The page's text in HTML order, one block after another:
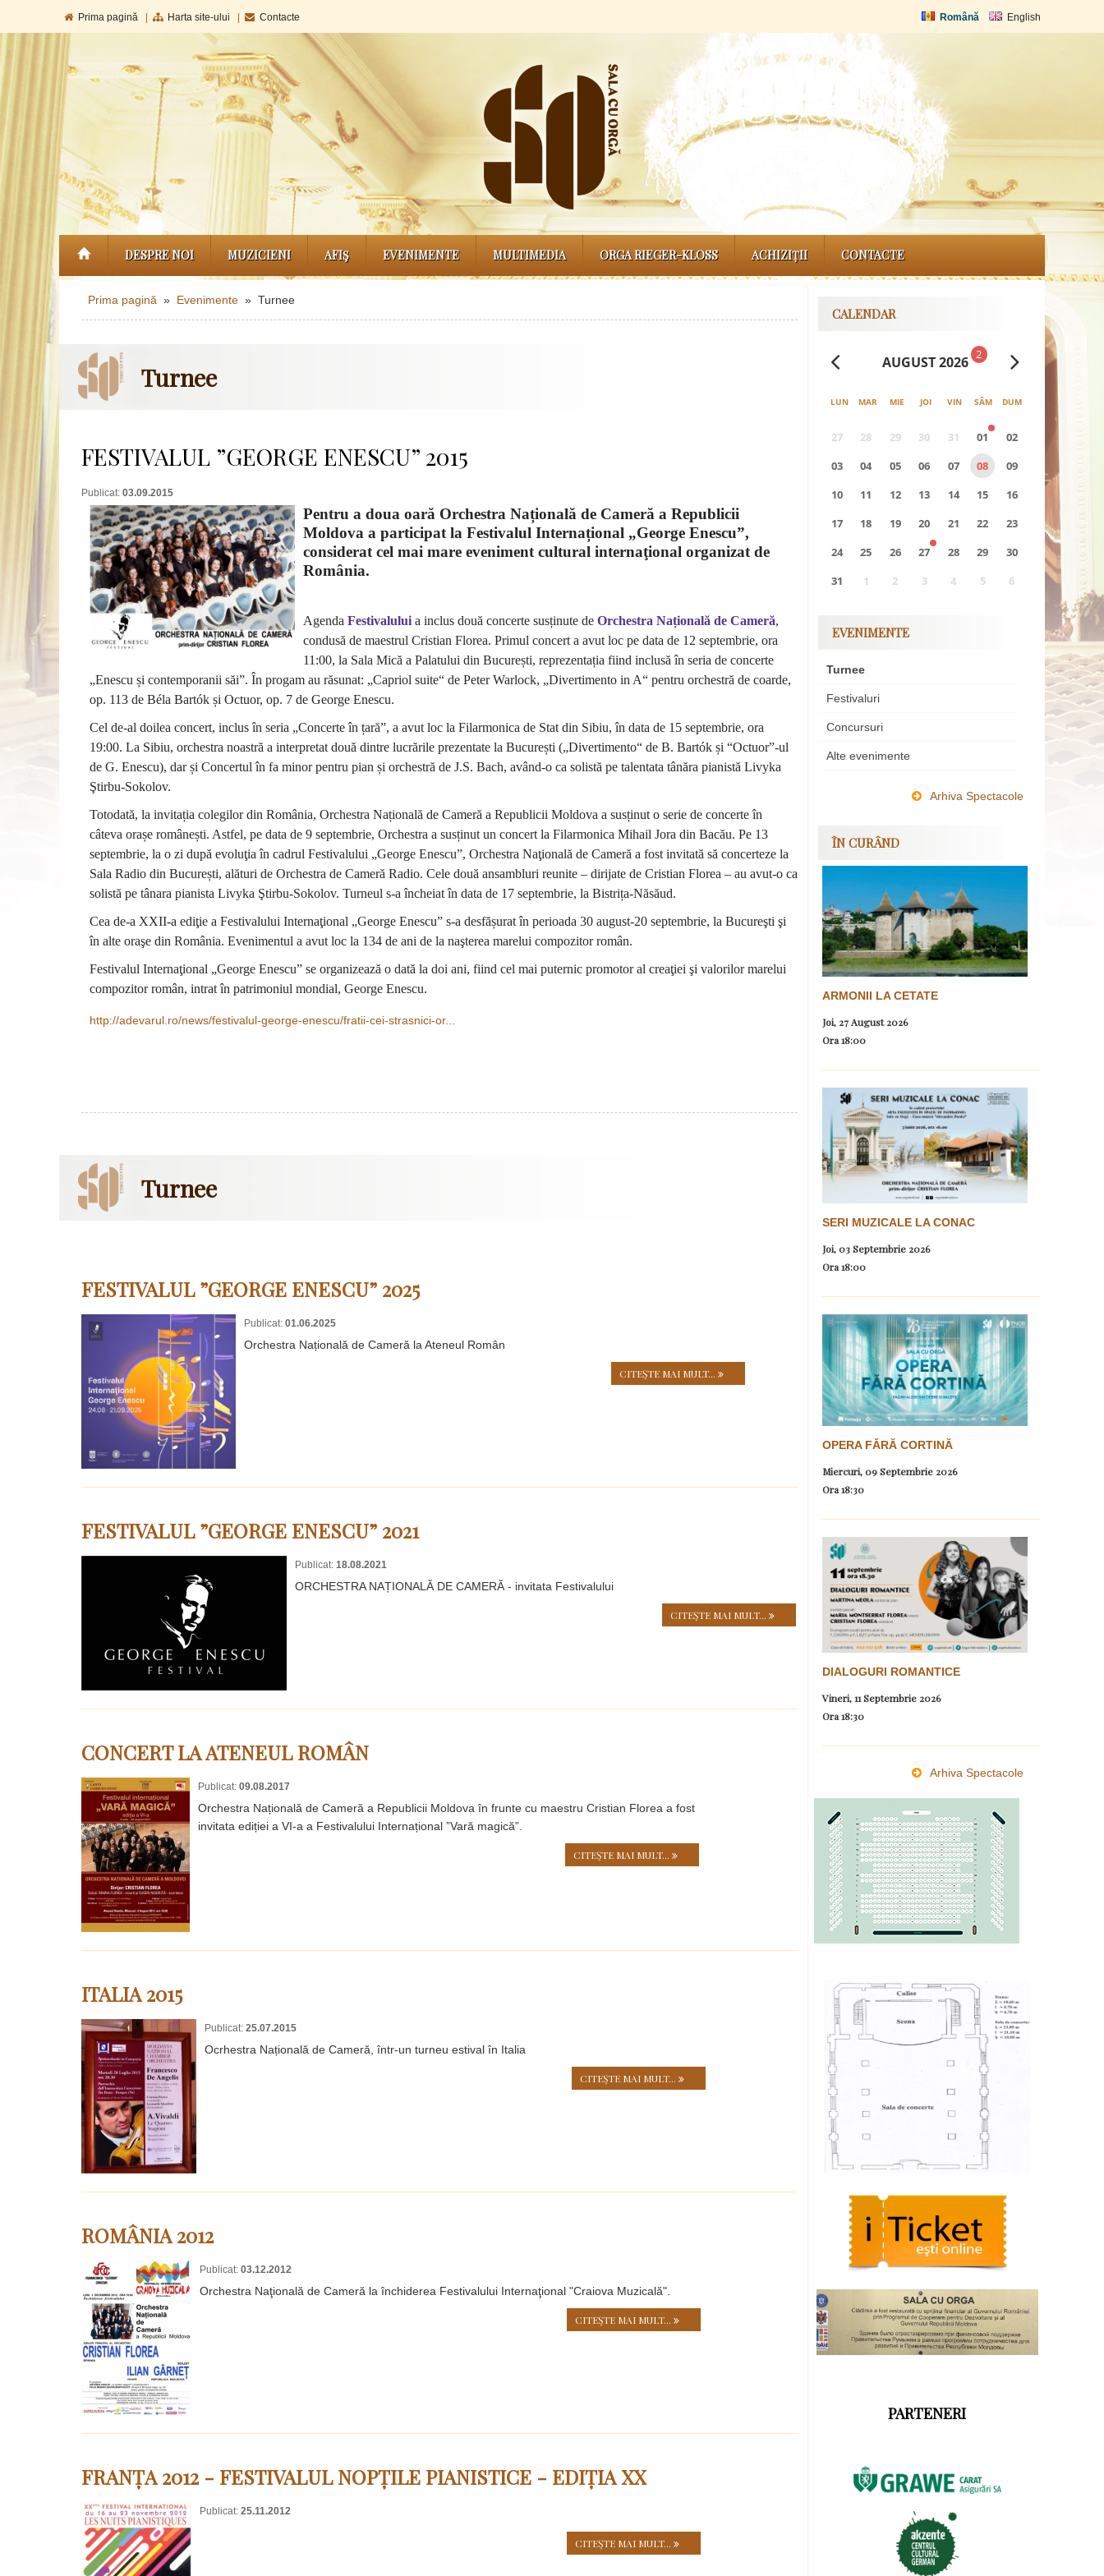
Prima pagină Harta site-ului Contacte Română English
DESPRE NOI MUZICIENI AFIŞ EVENIMENTE MULTIMEDIA ORGA RIEGER-KLOSS ACHIZIȚII CONTACTE
Prima pagină » Evenimente » Turnee
Turnee
FESTIVALUL ”GEORGE ENESCU” 2015
Publicat: 03.09.2015
Pentru a doua oară Orchestra Națională de Cameră a Republicii
Moldova a participat la Festivalul Internațional „George Enescu”,
considerat cel mai mare eveniment cultural internaţional organizat de
România.
Agenda Festivalului a inclus două concerte susținute de Orchestra Națională de Cameră,
condusă de maestrul Cristian Florea. Primul concert a avut loc pe data de 12 septembrie, ora
11:00, la Sala Mică a Palatului din București, reprezentația fiind inclusă în seria de concerte
„Enescu și contemporanii săi”. În progam au răsunat: „Capriol suite“ de Peter Warlock, „Divertimento in A“ pentru orchestră de coarde,
op. 113 de Béla Bartók și Octuor, op. 7 de George Enescu.
Cel de-al doilea concert, inclus în seria „Concerte în țară”, a avut loc la Filarmonica de Stat din Sibiu, în data de 15 septembrie, ora
19:00. La Sibiu, orchestra noastră a interpretat două dintre lucrările prezentate la București („Divertimento“ de B. Bartók și “Octuor”-ul
de G. Enescu), dar și Concertul în fa minor pentru pian și orchestră de J.S. Bach, având-o ca solistă pe talentata tânăra pianistă Livyka
Ştirbu-Sokolov.
Totodată, la invitația colegilor din România, Orchestra Națională de Cameră a Republicii Moldova a susținut o serie de concerte în
câteva orașe românești. Astfel, pe data de 9 septembrie, Orchestra a susținut un concert la Filarmonica Mihail Jora din Bacău. Pe 13
septembrie, la o zi după evoluţia în cadrul Festivalului „George Enescu”, Orchestra Naţională de Cameră a fost invitată să concerteze la
Sala Radio din București, alături de Orchestra de Cameră Radio. Cele două ansambluri reunite – dirijate de Cristian Florea – au avut-o ca
solistă pe tânara pianista Livyka Ştirbu-Sokolov. Turneul s-a încheiat în data de 17 septembrie, la Bistrița-Năsăud.
Cea de-a XXII-a ediţie a Festivalului Internaţional „George Enescu” s-a desfășurat în perioada 30 august-20 septembrie, la Bucureşti şi
în alte oraşe din România. Evenimentul a avut loc la 134 de ani de la naşterea marelui compozitor român.
Festivalul Internaţional „George Enescu” se organizează o dată la doi ani, fiind cel mai puternic promotor al creaţiei şi valorilor marelui
compozitor român, intrat în patrimoniul mondial, George Enescu.
http://adevarul.ro/news/festivalul-george-enescu/fratii-cei-strasnici-or...
Turnee
FESTIVALUL ”GEORGE ENESCU” 2025
Publicat: 01.06.2025
Orchestra Națională de Cameră la Ateneul Român
CITEŞTE MAI MULT...
FESTIVALUL ”GEORGE ENESCU” 2021
Publicat: 18.08.2021
ORCHESTRA NAȚIONALĂ DE CAMERĂ - invitata Festivalului
CITEŞTE MAI MULT...
CONCERT LA ATENEUL ROMÂN
Publicat: 09.08.2017
Orchestra Națională de Cameră a Republicii Moldova în frunte cu maestru Cristian Florea a fost
invitata ediției a VI-a a Festivalului Internațional ”Vară magică”.
CITEŞTE MAI MULT...
ITALIA 2015
Publicat: 25.07.2015
Ocrhestra Națională de Cameră, într-un turneu estival în Italia
CITEŞTE MAI MULT...
ROMÂNIA 2012
Publicat: 03.12.2012
Orchestra Naţională de Cameră la închiderea Festivalului Internaţional "Craiova Muzicală".
CITEŞTE MAI MULT...
FRANȚA 2012 - FESTIVALUL NOPȚILE PIANISTICE - EDIȚIA XX
Publicat: 25.11.2012
CITEŞTE MAI MULT...
CALENDAR
AUGUST 2026 2
LUN MAR MIE JOI VIN SÂM DUM
27 28 29 30 31 01
02
03
04 05 06 07 08
09
10
11 12 13 14 15
16
17
18 19 20 21 22
23
24
25 26 27 28 29
30
31
1 2 3 4 5 6
EVENIMENTE
Turnee
Festivaluri
Concursuri
Alte evenimente
Arhiva Spectacole
ÎN CURÂND
ARMONII LA CETATE
Joi, 27 August 2026
Ora18:00
SERI MUZICALE LA CONAC
Joi, 03 Septembrie 2026
Ora18:00
OPERA FĂRĂ CORTINĂ
Miercuri, 09 Septembrie 2026
Ora18:30
DIALOGURI ROMANTICE
Vineri, 11 Septembrie 2026
Ora18:30
Arhiva Spectacole
PARTENERI